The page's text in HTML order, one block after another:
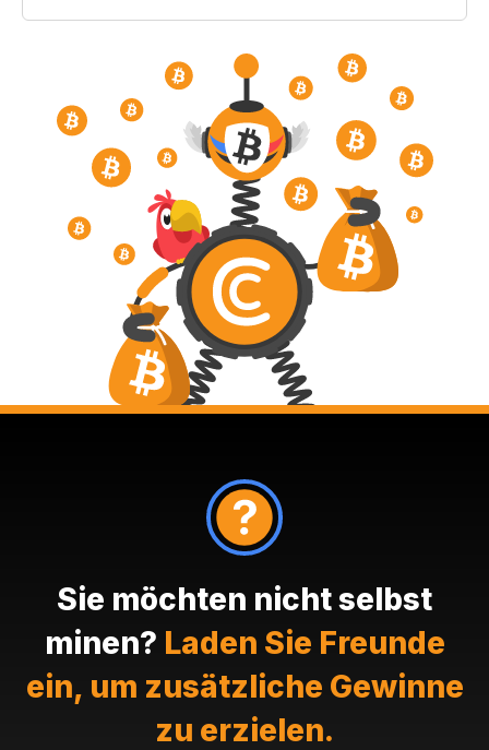
Sie möchten nicht selbst
minen? Laden Sie Freunde
ein, um zusätzliche Gewinne
zu erzielen.